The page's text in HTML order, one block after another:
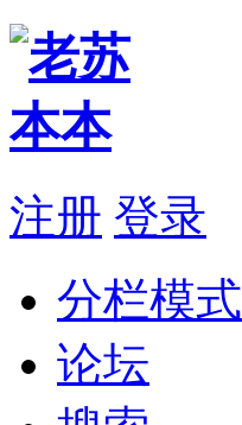
注册 登录
分栏模式
论坛